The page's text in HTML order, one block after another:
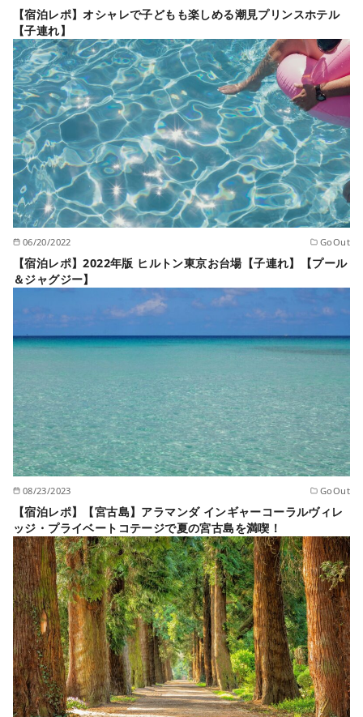
【宿泊レポ】オシャレで子どもも楽しめる潮見プリンスホテル
【子連れ】
06/20/2022 GoOut
【宿泊レポ】2022年版 ヒルトン東京お台場【子連れ】【プール
＆ジャグジー】
08/23/2023 GoOut
【宿泊レポ】【宮古島】アラマンダ インギャーコーラルヴィレ
ッジ・プライベートコテージで夏の宮古島を満喫！